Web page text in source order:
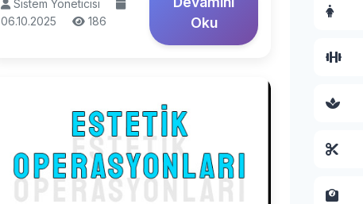
Sistem Yöneticisi
06.10.2025
186
Oku